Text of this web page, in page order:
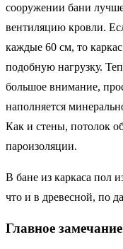
сооружении бани
вентиляцию кровли.
каждые 60 см, то
подобную нагрузку.
большое внимание,
наполняется
Как и стены, потолок
пароизоляции.
В бане из каркаса пол
что и в древесной, по
Главное замечание